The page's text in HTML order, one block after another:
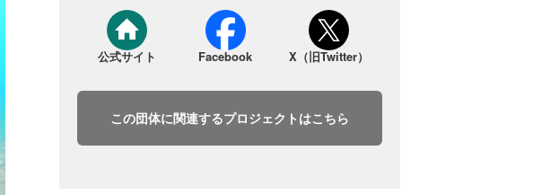
公式サイト Facebook X（旧Twitter）
この団体に関連するプロジェクトはこちら